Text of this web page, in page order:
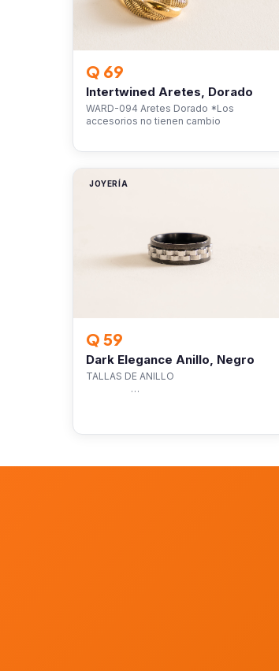
Q 69
Intertwined Aretes, Dorado
WARD-094 Aretes Dorado *Los
accesorios no tienen cambio
JOYERÍA
Q 59
Dark Elegance Anillo, Negro
TALLAS DE ANILLO
…